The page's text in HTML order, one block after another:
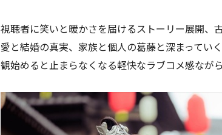
視聴者に笑いと暖かさを届けるストーリー展開、
愛と結婚の真実、家族と個人の葛藤と深まってい
観始めると止まらなくなる軽快なラブコメ感なが